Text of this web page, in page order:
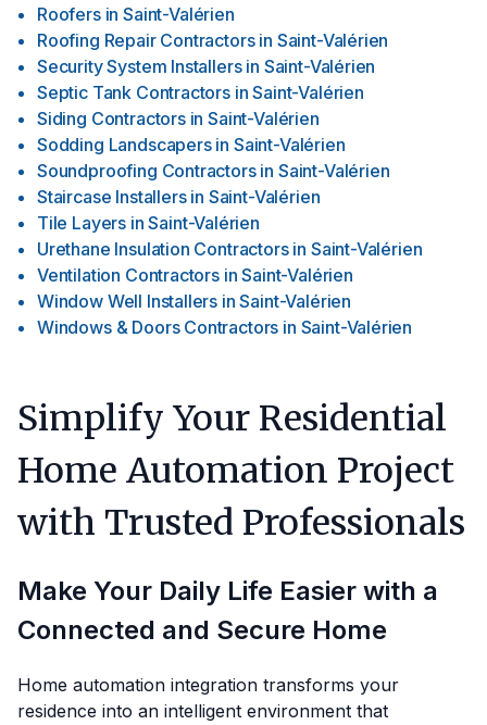
Roofers in Saint-Valérien
Roofing Repair Contractors in Saint-Valérien
Security System Installers in Saint-Valérien
Septic Tank Contractors in Saint-Valérien
Siding Contractors in Saint-Valérien
Sodding Landscapers in Saint-Valérien
Soundproofing Contractors in Saint-Valérien
Staircase Installers in Saint-Valérien
Tile Layers in Saint-Valérien
Urethane Insulation Contractors in Saint-Valérien
Ventilation Contractors in Saint-Valérien
Window Well Installers in Saint-Valérien
Windows & Doors Contractors in Saint-Valérien
Simplify Your Residential
Home Automation Project
with Trusted Professionals
Make Your Daily Life Easier with a
Connected and Secure Home
Home automation integration transforms your
residence into an intelligent environment that